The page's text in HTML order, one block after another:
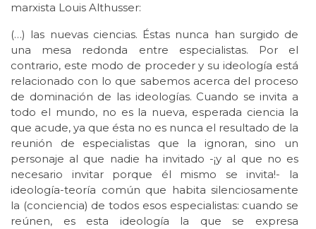
marxista Louis Althusser:
(…) las nuevas ciencias. Éstas nunca han surgido de
una mesa redonda entre especialistas. Por el
contrario, este modo de proceder y su ideología está
relacionado con lo que sabemos acerca del proceso
de dominación de las ideologías. Cuando se invita a
todo el mundo, no es la nueva, esperada ciencia la
que acude, ya que ésta no es nunca el resultado de la
reunión de especialistas que la ignoran, sino un
personaje al que nadie ha invitado -¡y al que no es
necesario invitar porque él mismo se invita!- la
ideología-teoría común que habita silenciosamente
la (conciencia) de todos esos especialistas: cuando se
reúnen, es esta ideología la que se expresa